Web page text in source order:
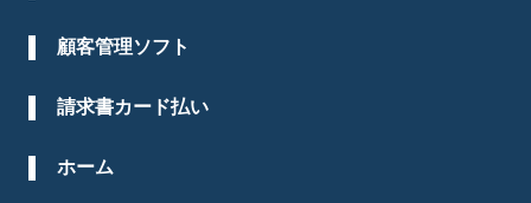
顧客管理ソフト
請求書カード払い
ホーム